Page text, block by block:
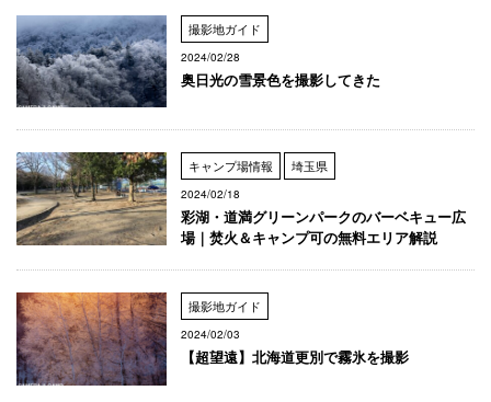
撮影地ガイド
2024/02/28
奥日光の雪景色を撮影してきた
キャンプ場情報 埼玉県
2024/02/18
彩湖・道満グリーンパークのバーベキュー広
場｜焚火＆キャンプ可の無料エリア解説
撮影地ガイド
2024/02/03
【超望遠】北海道更別で霧氷を撮影